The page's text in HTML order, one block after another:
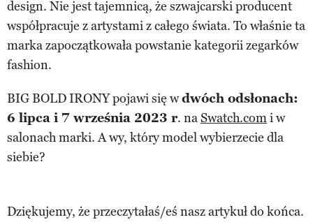
design. Nie jest tajemnicą, że szwajcarski producent
współpracuje z artystami z całego świata. To właśnie ta
marka zapoczątkowała powstanie kategorii zegarków
fashion.
BIG BOLD IRONY pojawi się wdwóch odsłonach:
6 lipca i 7 września 2023 r. naSwatch.comi w
salonach marki. A wy, który model wybierzecie dla
siebie?
Dziękujemy, że przeczytałaś/eś nasz artykuł do końca.